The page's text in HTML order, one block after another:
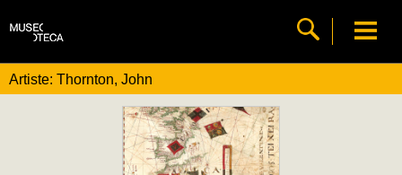
Artiste: Thornton, John